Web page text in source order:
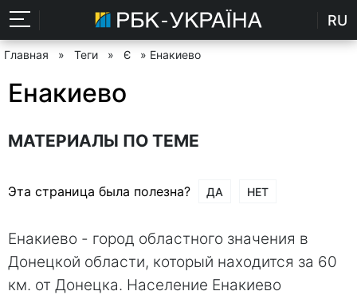
RU
Главная » Теги » Є » Енакиево
Енакиево
МАТЕРИАЛЫ ПО ТЕМЕ
Эта страница была полезна? ДА НЕТ
Енакиево - город областного значения в
Донецкой области, который находится за 60
км. от Донецка. Население Енакиево